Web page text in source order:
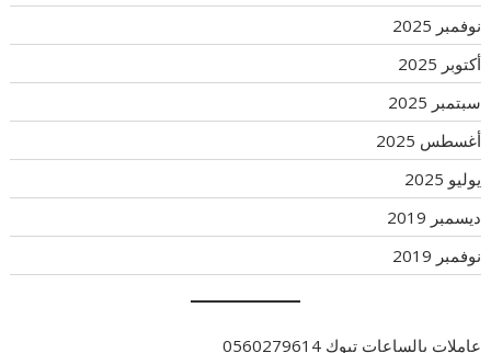
نوفمبر 2025
أكتوبر 2025
سبتمبر 2025
أغسطس 2025
يوليو 2025
ديسمبر 2019
نوفمبر 2019
عاملات بالساعات تبوك 0560279614